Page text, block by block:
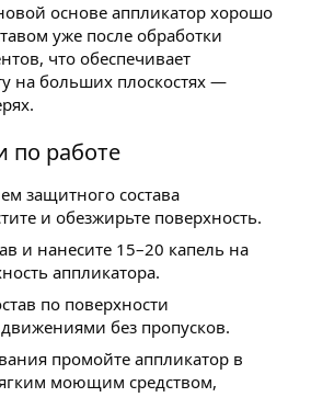
основе аппликатор хорошо
уже после обработки
что обеспечивает
на больших плоскостях —
по работе
защитного состава
и обезжирьте поверхность.
и нанесите 15–20 капель на
аппликатора.
по поверхности
без пропусков.
промойте аппликатор в
моющим средством,